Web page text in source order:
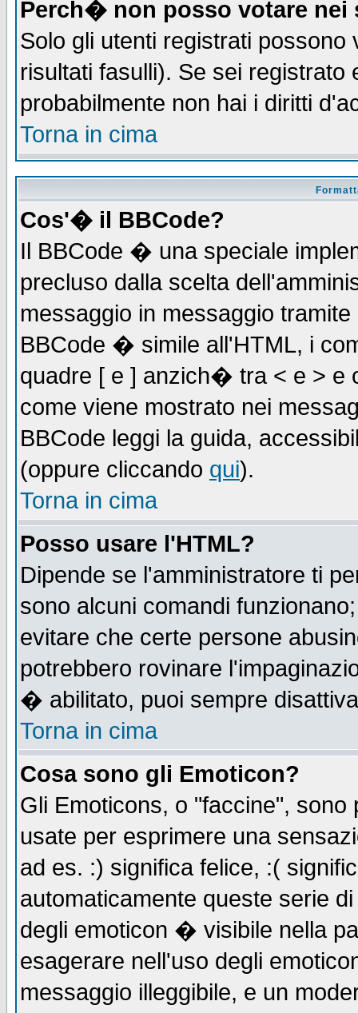
Perch� non posso votare nei
Solo gli utenti registrati
risultati fasulli). Se sei
probabilmente non hai i diritti
Torna in cima
Cos'� il BBCode?
Il BBCode � una speciale
precluso dalla scelta
messaggio in messaggio
BBCode � simile all'HTML, i
quadre [ e ] anzich� tra < e > e
come viene mostrato nei
BBCode leggi la guida,
(oppure cliccando qui).
Torna in cima
Posso usare l'HTML?
Dipende se l'amministratore ti
sono alcuni comandi
evitare che certe persone
potrebbero rovinare
� abilitato, puoi sempre
Torna in cima
Cosa sono gli Emoticon?
Gli Emoticons, o "faccine",
usate per esprimere una
ad es. :) significa felice, :(
automaticamente queste serie
degli emoticon � visibile nella
esagerare nell'uso degli
messaggio illeggibile, e un